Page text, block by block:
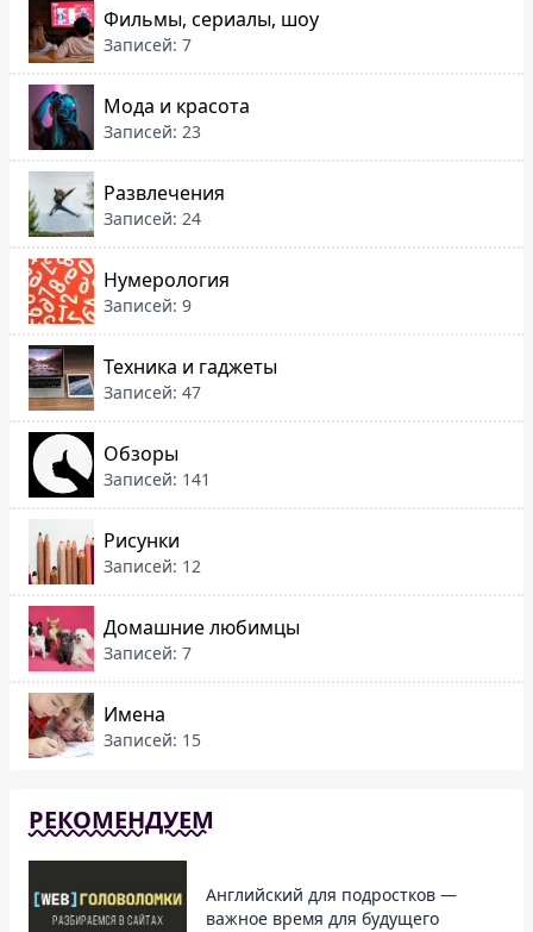
Фильмы, сериалы, шоу
Записей: 7
Мода и красота
Записей: 23
Развлечения
Записей: 24
Нумерология
Записей: 9
Техника и гаджеты
Записей: 47
Обзоры
Записей: 141
Рисунки
Записей: 12
Домашние любимцы
Записей: 7
Имена
Записей: 15
РЕКОМЕНДУЕМ
Английский для подростков —
важное время для будущего